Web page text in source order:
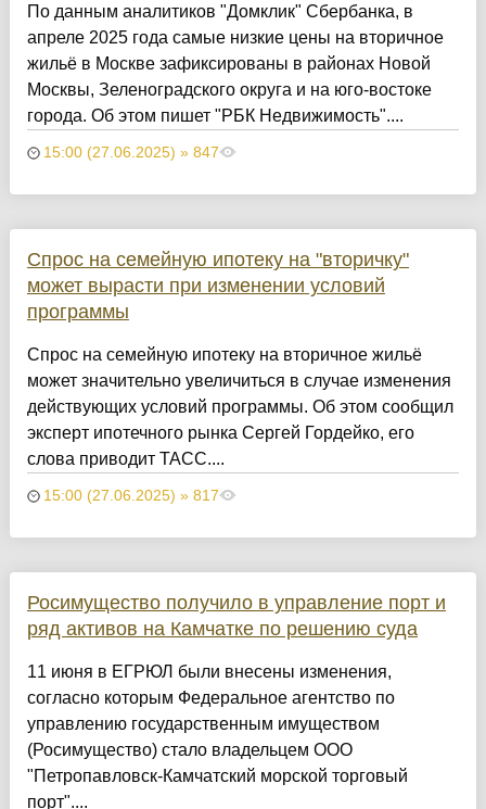
По данным аналитиков "Домклик" Сбербанка, в
апреле 2025 года самые низкие цены на вторичное
жильё в Москве зафиксированы в районах Новой
Москвы, Зеленоградского округа и на юго-востоке
города. Об этом пишет "РБК Недвижимость"....
15:00 (27.06.2025) » 847
Спрос на семейную ипотеку на "вторичку"
может вырасти при изменении условий
программы
Спрос на семейную ипотеку на вторичное жильё
может значительно увеличиться в случае изменения
действующих условий программы. Об этом сообщил
эксперт ипотечного рынка Сергей Гордейко, его
слова приводит ТАСС....
15:00 (27.06.2025) » 817
Росимущество получило в управление порт и
ряд активов на Камчатке по решению суда
11 июня в ЕГРЮЛ были внесены изменения,
согласно которым Федеральное агентство по
управлению государственным имуществом
(Росимущество) стало владельцем ООО
"Петропавловск-Камчатский морской торговый
порт"....